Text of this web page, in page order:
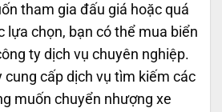
tham gia đấu giá hoặc quá
lựa chọn, bạn có thể mua biển
ty dịch vụ chuyên nghiệp.
cung cấp dịch vụ tìm kiếm các
muốn chuyển nhượng xe